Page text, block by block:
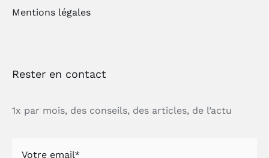
Mentions légales
Rester en contact
1x par mois, des conseils, des articles, de l’actu